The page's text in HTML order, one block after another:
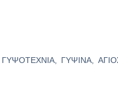
ΓΥΨΙΝΑ,